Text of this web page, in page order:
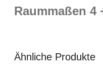
Raummaßen 4
Ähnliche Produkte